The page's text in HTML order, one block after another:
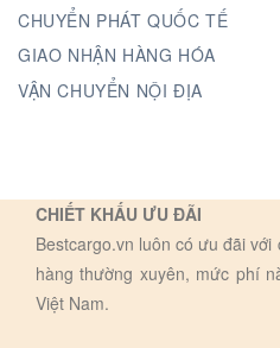
CHUYỂN PHÁT QUỐC TẾ
GIAO NHẬN HÀNG HÓA
VẬN CHUYỂN NỘI ĐỊA
CHIẾT KHẤU ƯU ĐÃI
Bestcargo.vn luôn có ưu đãi
hàng thường xuyên, mức phí
Việt Nam.